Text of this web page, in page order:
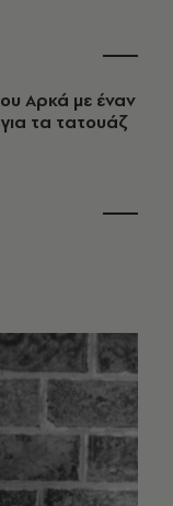
Αρκά με έναν
τα τατουάζ